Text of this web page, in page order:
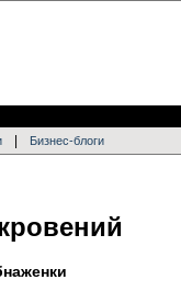
Бизнес-блоги